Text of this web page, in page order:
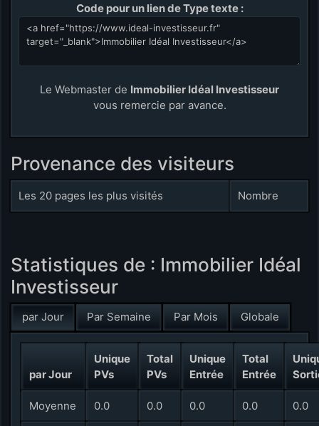
Code pour un lien de Type texte :
Le Webmaster de Immobilier Idéal Investisseur
vous remercie par avance.
Provenance des visiteurs
Les 20 pages les plus visités Nombre
Statistiques de : Immobilier Idéal
Investisseur
par Jour Par Semaine Par Mois Globale
par Jour
Unique
PVs
Total
PVs
Unique
Entrée
Total
Entrée
Moyenne 0.0 0.0 0.0 0.0 0.0